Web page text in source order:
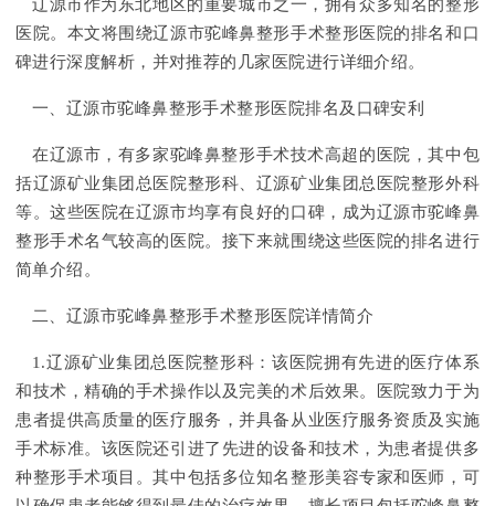
辽源市作为东北地区的重要城市之一，拥有众多知名的整形
医院。本文将围绕辽源市驼峰鼻整形手术整形医院的排名和口
碑进行深度解析，并对推荐的几家医院进行详细介绍。
一、辽源市驼峰鼻整形手术整形医院排名及口碑安利
在辽源市，有多家驼峰鼻整形手术技术高超的医院，其中包
括辽源矿业集团总医院整形科、辽源矿业集团总医院整形外科
等。这些医院在辽源市均享有良好的口碑，成为辽源市驼峰鼻
整形手术名气较高的医院。接下来就围绕这些医院的排名进行
简单介绍。
二、辽源市驼峰鼻整形手术整形医院详情简介
1.辽源矿业集团总医院整形科：该医院拥有先进的医疗体系
和技术，精确的手术操作以及完美的术后效果。医院致力于为
患者提供高质量的医疗服务，并具备从业医疗服务资质及实施
手术标准。该医院还引进了先进的设备和技术，为患者提供多
种整形手术项目。其中包括多位知名整形美容专家和医师，可